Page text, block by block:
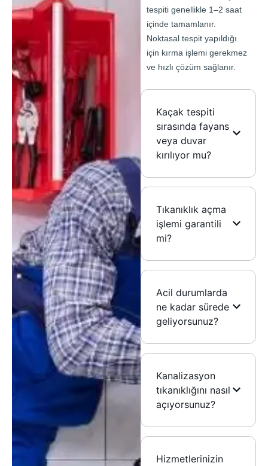
tespiti genellikle 1–2 saat
içinde tamamlanır.
Noktasal tespit yapıldığı
için kırma işlemi gerekmez
ve hızlı çözüm sağlanır.
Kaçak tespiti
sırasında fayans
veya duvar
kırılıyor mu?
Tıkanıklık açma
işlemi garantili
mi?
Acil durumlarda
ne kadar sürede
geliyorsunuz?
Kanalizasyon
tıkanıklığını nasıl
açıyorsunuz?
Hizmetlerinizin